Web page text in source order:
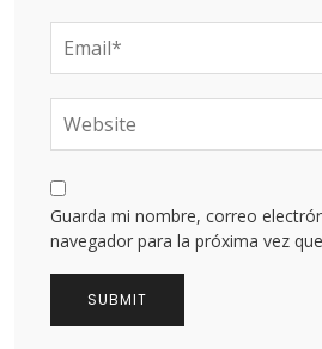
Guarda mi nombre, correo
navegador para la próxima vez